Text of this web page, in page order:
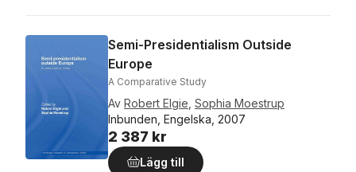
Semi-Presidentialism Outside
Europe
A Comparative Study
Av Robert Elgie Sophia Moestrup
Inbunden, Engelska, 2007
2 387 kr
Lägg till